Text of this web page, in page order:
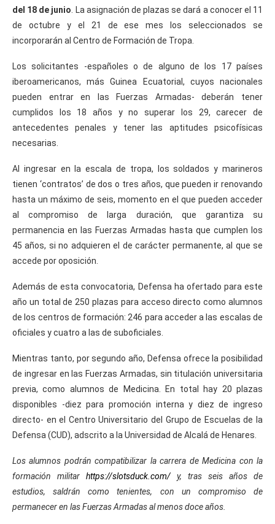
del 18 de junio . La asignación de plazas se dará a conocer el 11
de octubre y el 21 de ese mes los seleccionados se
incorporarán al Centro de Formación de Tropa.
Los solicitantes -españoles o de alguno de los 17 países
iberoamericanos, más Guinea Ecuatorial, cuyos nacionales
pueden entrar en las Fuerzas Armadas- deberán tener
cumplidos los 18 años y no superar los 29, carecer de
antecedentes penales y tener las aptitudes psicofísicas
necesarias.
Al ingresar en la escala de tropa, los soldados y marineros
tienen ‘contratos’ de dos o tres años, que pueden ir renovando
hasta un máximo de seis, momento en el que pueden acceder
al compromiso de larga duración, que garantiza su
permanencia en las Fuerzas Armadas hasta que cumplen los
45 años, si no adquieren el de carácter permanente, al que se
accede por oposición.
Además de esta convocatoria, Defensa ha ofertado para este
año un total de 250 plazas para acceso directo como alumnos
de los centros de formación: 246 para acceder a las escalas de
oficiales y cuatro a las de suboficiales.
Mientras tanto, por segundo año, Defensa ofrece la posibilidad
de ingresar en las Fuerzas Armadas, sin titulación universitaria
previa, como alumnos de Medicina. En total hay 20 plazas
disponibles -diez para promoción interna y diez de ingreso
directo- en el Centro Universitario del Grupo de Escuelas de la
Defensa (CUD), adscrito a la Universidad de Alcalá de Henares.
Los alumnos podrán compatibilizar la carrera de Medicina con la
formación militar https://slotsduck.com/ y, tras seis años de
estudios, saldrán como tenientes, con un compromiso de
permanecer en las Fuerzas Armadas al menos doce años.